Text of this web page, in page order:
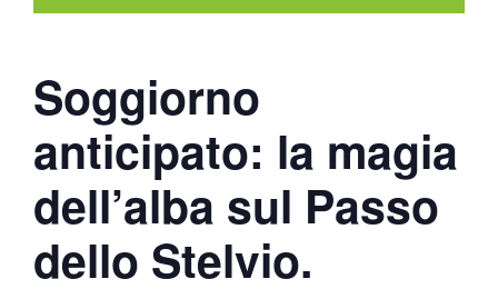
Soggiorno
anticipato: la magia
dell’alba sul Passo
dello Stelvio.